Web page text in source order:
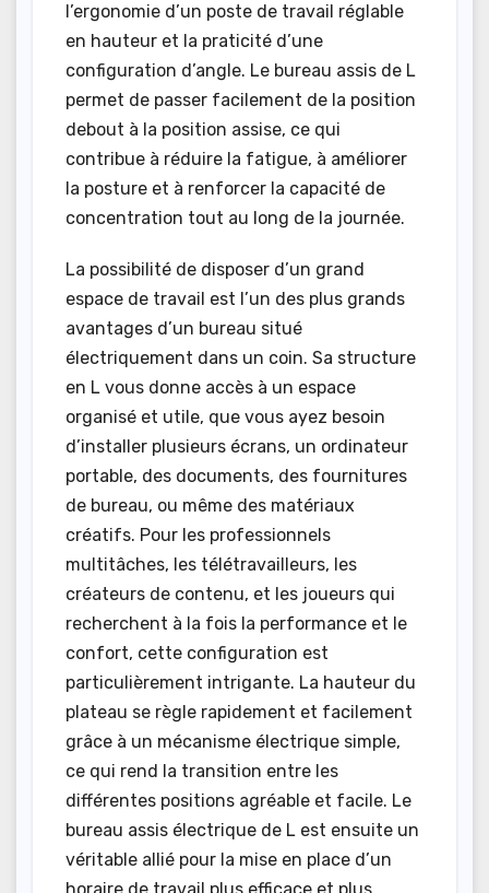
l’ergonomie d’un poste de travail réglable
en hauteur et la praticité d’une
configuration d’angle. Le bureau assis de L
permet de passer facilement de la position
debout à la position assise, ce qui
contribue à réduire la fatigue, à améliorer
la posture et à renforcer la capacité de
concentration tout au long de la journée.
La possibilité de disposer d’un grand
espace de travail est l’un des plus grands
avantages d’un bureau situé
électriquement dans un coin. Sa structure
en L vous donne accès à un espace
organisé et utile, que vous ayez besoin
d’installer plusieurs écrans, un ordinateur
portable, des documents, des fournitures
de bureau, ou même des matériaux
créatifs. Pour les professionnels
multitâches, les télétravailleurs, les
créateurs de contenu, et les joueurs qui
recherchent à la fois la performance et le
confort, cette configuration est
particulièrement intrigante. La hauteur du
plateau se règle rapidement et facilement
grâce à un mécanisme électrique simple,
ce qui rend la transition entre les
différentes positions agréable et facile. Le
bureau assis électrique de L est ensuite un
véritable allié pour la mise en place d’un